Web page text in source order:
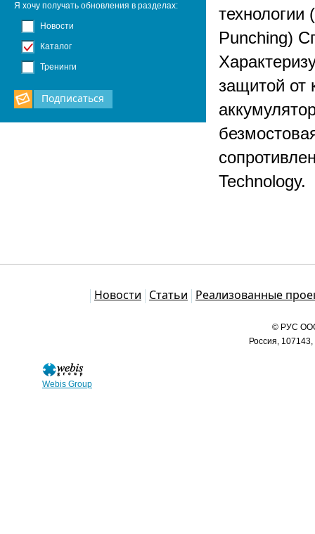
Я хочу получать обновления в разделах:
Новости
Каталог
Тренинги
Подписаться
Webis Group
Punching)
защитой от
Technology.
Новости Статьи Реализованные
© РУС ООО
Россия,